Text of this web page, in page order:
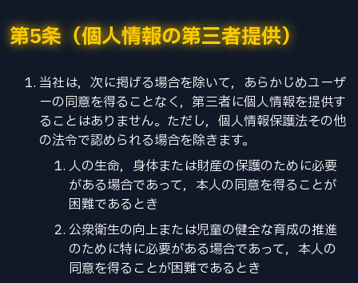
第5条（個人情報の第三者提供）
当社は，次に掲げる場合を除いて，あらかじめユーザ
ーの同意を得ることなく，第三者に個人情報を提供す
ることはありません。ただし，個人情報保護法その他
の法令で認められる場合を除きます。
人の生命，身体または財産の保護のために必要
がある場合であって，本人の同意を得ることが
困難であるとき
公衆衛生の向上または児童の健全な育成の推進
のために特に必要がある場合であって，本人の
同意を得ることが困難であるとき